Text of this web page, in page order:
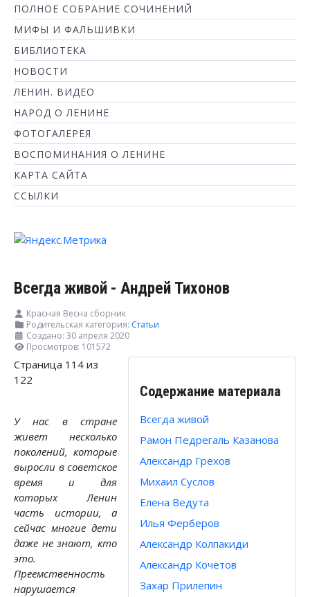
ПОЛНОЕ СОБРАНИЕ СОЧИНЕНИЙ
МИФЫ И ФАЛЬШИВКИ
БИБЛИОТЕКА
НОВОСТИ
ЛЕНИН. ВИДЕО
НАРОД О ЛЕНИНЕ
ФОТОГАЛЕРЕЯ
ВОСПОМИНАНИЯ О ЛЕНИНЕ
КАРТА САЙТА
ССЫЛКИ
Всегда живой - Андрей Тихонов
Красная Весна сборник
Родительская категория: Статьи
Создано: 30 апреля 2020
Просмотров: 101572
Содержание материала
Всегда живой
Рамон Педрегаль Казанова
Александр Грехов
Михаил Суслов
Елена Ведута
Илья Ферберов
Александр Колпакиди
Александр Кочетов
Захар Прилепин
Страница 114 из
122
У нас в стране
живет несколько
поколений, которые
выросли в советское
время и для
которых Ленин
часть истории, а
сейчас многие дети
даже не знают, кто
это.
Преемственность
нарушается